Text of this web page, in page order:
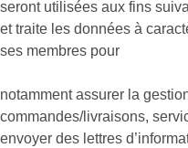
seront utilisées aux fins
et traite les données à
ses membres pour
notamment assurer la
commandes/livraisons,
envoyer des lettres